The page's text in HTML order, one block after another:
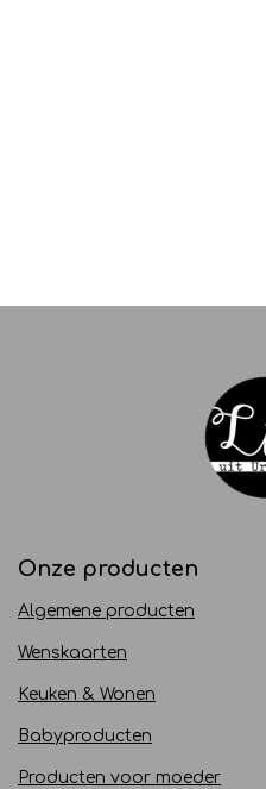
Onze producten
Algemene producten
Wenskaarten
Keuken & Wonen
Babyproducten
Producten voor moeder